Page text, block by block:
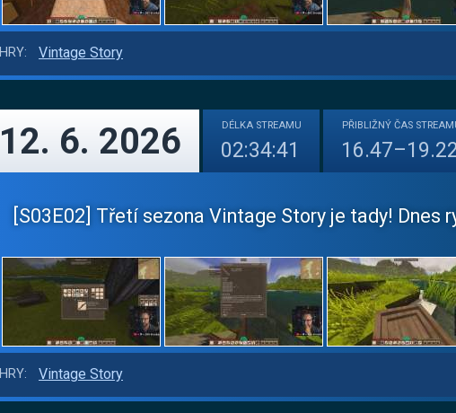
HRY: Vintage Story
12. 6. 2026 DÉLKA STREAMU
02:34:41
PŘIBLIŽNÝ ČAS
[S03E02] Třetí sezona Vintage Story je tady! Dnes
HRY: Vintage Story